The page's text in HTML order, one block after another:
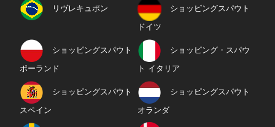
リヴレキュポン ショッピングスパウト
ドイツ
ショッピングスパウト
ポーランド
ショッピング・スパウ
ト イタリア
ショッピングスパウト
スペイン
ショッピングスパウト
オランダ